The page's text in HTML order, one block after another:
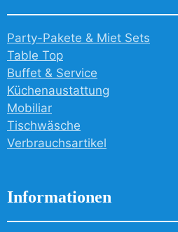
Party-Pakete & Miet Sets
Table Top
Buffet & Service
Küchenaustattung
Mobiliar
Tischwäsche
Verbrauchsartikel
Informationen